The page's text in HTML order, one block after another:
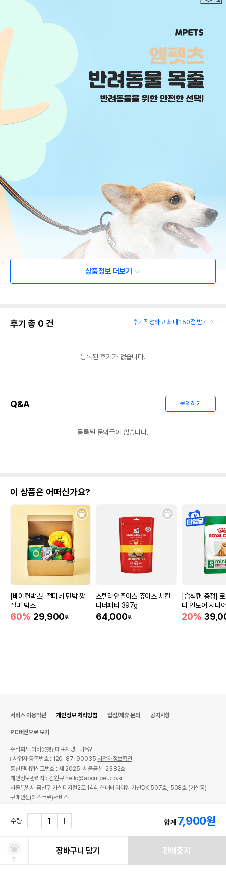
상품정보 더보기
후기 총 0 건 후기작성하고 최대 150점 받기
등록된 후기가 없습니다.
Q&A 문의하기
등록된 문의글이 없습니다.
이 상품은 어떠신가요?
[베이컨박스] 절미네 민박 짱
절미 박스
60% 29,900원
스텔라앤츄이스 츄이스 치킨
디너패티 397g
64,000원
[습식캔 증정]
니 인도어 시니
움
20%
수량 합계 7,900원
찜
장바구니 담기 판매중지
서비스 이용약관 개인정보 처리방침 입점/제휴 문의 공지사항
PC버전으로 보기
주식회사 어바웃펫
대표자명 : 나옥귀
사업자 등록번호 : 120-87-90035사업자정보확인
통신판매업신고번호 : 제 2025-서울금천-2382호
개인정보관리자 : 김원규 hello@aboutpet.co.kr
서울특별시 금천구 가산디지털2로 144, 현대테라타워 가산DK 507호, 508호 (가산동)
구매안전(에스크로)서비스